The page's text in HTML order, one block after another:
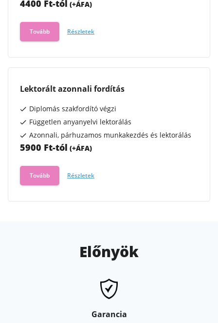
4400 Ft-tól (+ÁFA)
Tovább Részletek
Lektorált azonnali fordítás
Diplomás szakfordító végzi
Független anyanyelvi lektorálás
Azonnali, párhuzamos munkakezdés és lektorálás
5900 Ft-tól (+ÁFA)
Tovább Részletek
Előnyök
Garancia